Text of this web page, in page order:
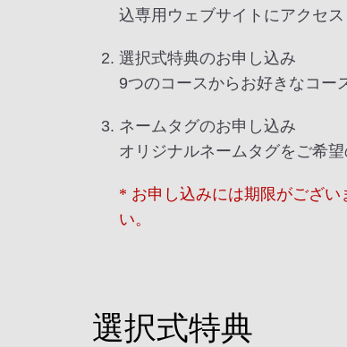
込専用ウェブサイトにアクセス
選択式特典のお申し込み
9つのコースからお好きなコー
ネームタグのお申し込み
オリジナルネームタグをご希
* お申し込みには期限がござ
い。
選択式特典